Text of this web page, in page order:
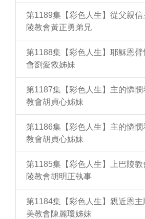
第1189集【彩色人生】從父親
陵教會黃正勇弟兄
第1188集【彩色人生】耶穌恩
會劉愛救姊妹
第1187集【彩色人生】主的憐憫
教會胡貞心姊妹
第1186集【彩色人生】主的憐憫
教會胡貞心姊妹
第1185集【彩色人生】上巴陵
陵教會胡明正執事
第1184集【彩色人生】親近恩主
美教會陳麗瓊姊妹